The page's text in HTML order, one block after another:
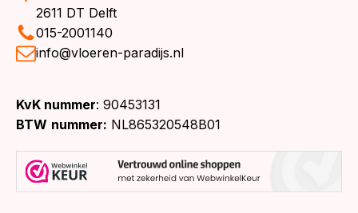
2611 DT Delft
015-2001140
info@vloeren-paradijs.nl
KvK nummer: 90453131
BTW nummer: NL865320548B01